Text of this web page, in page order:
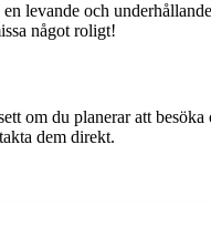
levande och
något roligt!
om du planerar att
dem direkt.